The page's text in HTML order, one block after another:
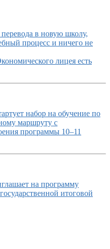
в новую школу,
процесс и ничего не
лицея есть
набор на обучение по
маршруту с
программы 10–11
на программу
итоговой